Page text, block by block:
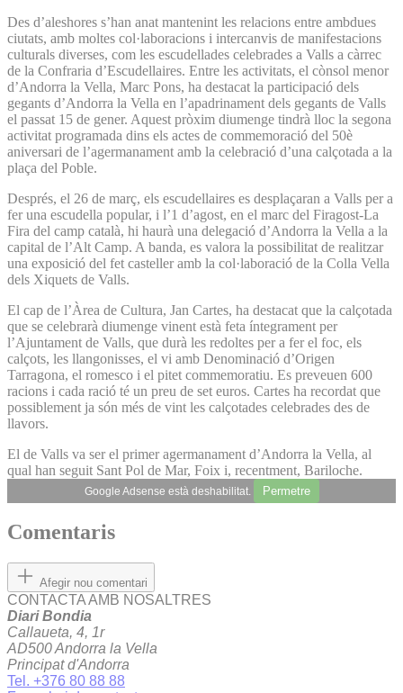
Des d’aleshores s’han anat mantenint les relacions entre ambdues
ciutats, amb moltes col·laboracions i intercanvis de manifestacions
culturals diverses, com les escudellades celebrades a Valls a càrrec
de la Confraria d’Escudellaires. Entre les activitats, el cònsol menor
d’Andorra la Vella, Marc Pons, ha destacat la participació dels
gegants d’Andorra la Vella en l’apadrinament dels gegants de Valls
el passat 15 de gener. Aquest pròxim diumenge tindrà lloc la segona
activitat programada dins els actes de commemoració del 50è
aniversari de l’agermanament amb la celebració d’una calçotada a la
plaça del Poble.
Després, el 26 de març, els escudellaires es desplaçaran a Valls per a
fer una escudella popular, i l’1 d’agost, en el marc del Firagost-La
Fira del camp català, hi haurà una delegació d’Andorra la Vella a la
capital de l’Alt Camp. A banda, es valora la possibilitat de realitzar
una exposició del fet casteller amb la col·laboració de la Colla Vella
dels Xiquets de Valls.
El cap de l’Àrea de Cultura, Jan Cartes, ha destacat que la calçotada
que se celebrarà diumenge vinent està feta íntegrament per
l’Ajuntament de Valls, que durà les redoltes per a fer el foc, els
calçots, les llangonisses, el vi amb Denominació d’Origen
Tarragona, el romesco i el pitet commemoratiu. Es preveuen 600
racions i cada ració té un preu de set euros. Cartes ha recordat que
possiblement ja són més de vint les calçotades celebrades des de
llavors.
El de Valls va ser el primer agermanament d’Andorra la Vella, al
qual han seguit Sant Pol de Mar, Foix i, recentment, Bariloche.
Google Adsense està deshabilitat. Permetre
Comentaris
Afegir nou comentari
CONTACTA AMB NOSALTRES
Diari Bondia
Callaueta, 4, 1r
AD500 Andorra la Vella
Principat d'Andorra
Tel. +376 80 88 88